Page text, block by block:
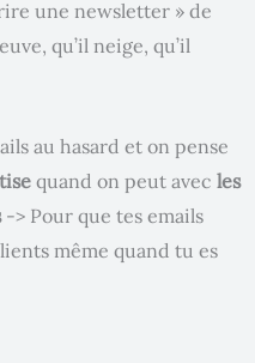
une newsletter » de
qu’il neige, qu’il
au hasard et on pense
quand on peut avec les
-> Pour que tes emails
même quand tu es